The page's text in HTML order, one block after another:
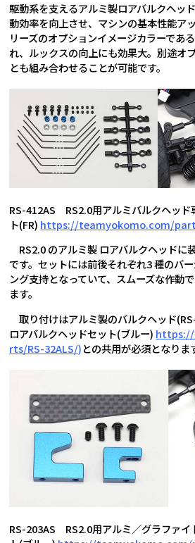
駆動系を支えるアルミ製ロアバルクヘッ
動効率を向上させ、マシンの基本性能ア
リーズのオプションイメージカラーであ
れ、ルックスの向上にも効果大。別途オ
とも組み合わせることが可能です。
RS-412AS RS2.0用アルミバルクヘッド
ト(FR) https://teamyokomo.com/
RS2.0 のアルミ製 ロアバルクヘッドに
です。セットには前後それぞれ3 種のバ
ング支持となっていて、スムーズな作動
ます。
取り付けはアルミ製のバルクヘッド
ロアバルクヘッドセット(ブルー)
rts/RS-32ALS/)との共用が必須となりま
RS-203AS RS2.0用アルミ／グラファイ